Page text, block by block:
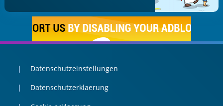
Datenschutzeinstellungen
Datenschutzerklaerung